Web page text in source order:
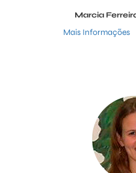
Marcia
Mais Informações